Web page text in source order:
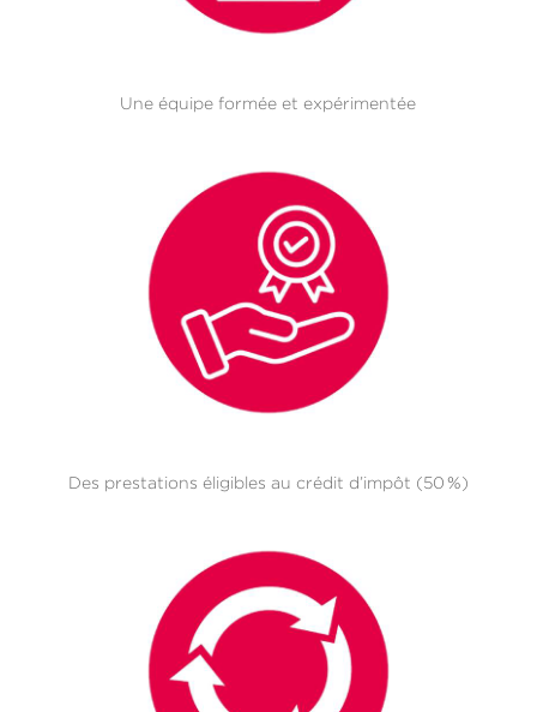
Une équipe formée et expérimentée
Des prestations éligibles au crédit d’impôt (50 %)